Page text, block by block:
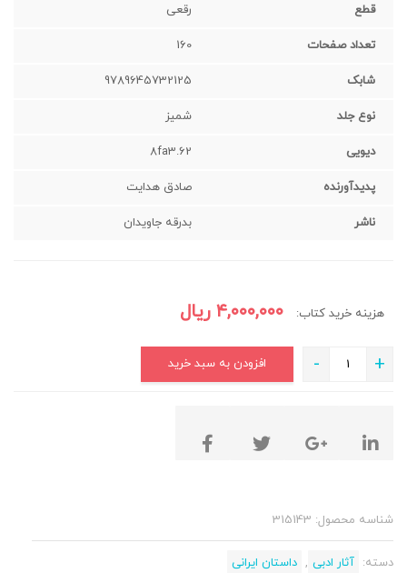
قطع رقعی‌
تعداد صفحات 160
شابک 9789645732125
نوع جلد شمیز
دیویی 8fa3.62
پدیدآورنده صادق هدایت
ناشر بدرقه جاویدان
هزینه خرید کتاب: ۴,۰۰۰,۰۰۰ ریال
+
- افزودن به سبد خرید
شناسه محصول: 315143
دسته: آثار ادبی , داستان ایرانی